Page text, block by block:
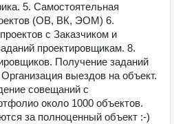
5. Самостоятельная
(ОВ, ВК, ЭОМ) 6.
с Заказчиком и
проектировщикам. 8.
Получение заданий
выездов на объект.
совещаний с
около 1000 объектов.
за полноценный объект :-)